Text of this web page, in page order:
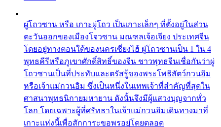
ผู่โถวซาน หรือ เกาะผู่โถว เป็นเกาะเล็กๆ ที่ตั้งอยู่ในส่วน
ตะวันออกของเมืองโจวซาน มณฑลเจ้อเจียง ประเทศจีน
โดยอยู่ทางตอนใต้ของนครเซี่ยงไฮ้ ผู่โถวซานเป็น 1 ใน 4
พุทธคีรีหรือภูเขาศักดิ์สิทธิ์ของจีน ชาวพุทธจีนเชื่อกันว่าผู่
โถวซานเป็นที่ประทับและตรัสรู้ของพระโพธิสัตว์กวนอิม
หรือเจ้าแม่กวนอิม ซึ่งเป็นหนึ่งในเทพเจ้าที่สำคัญที่สุดใน
ศาสนาพุทธนิกายมหายาน ดังนั้นจึงมีผู้แสวงบุญจากทั่ว
โลก โดยเฉพาะผู้ที่ศรัทธาในเจ้าแม่กวนอิมเดินทางมาที่
เกาะแห่งนี้เพื่อสักการะขอพรอยู่โดยตลอด